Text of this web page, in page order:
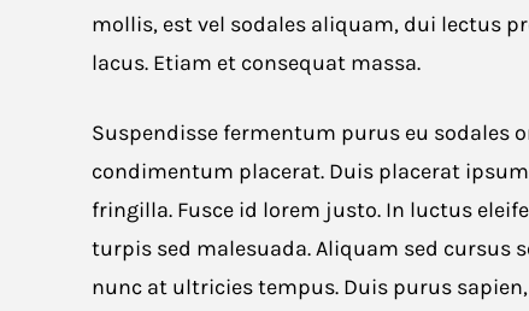
mollis, est vel sodales aliquam, dui lectus
lacus. Etiam et consequat massa.
Suspendisse fermentum purus eu sodales
condimentum placerat. Duis placerat
fringilla. Fusce id lorem justo. In luctus
turpis sed malesuada. Aliquam sed cursus
nunc at ultricies tempus. Duis purus